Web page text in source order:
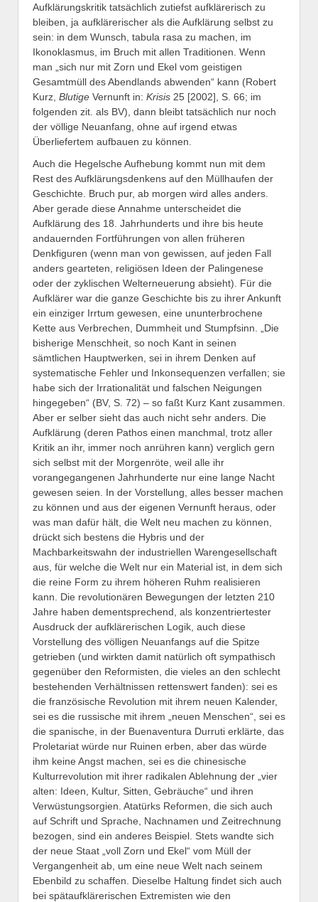
Aufklärungskritik tatsächlich zutiefst aufklärerisch zu
bleiben, ja aufklärerischer als die Aufklärung selbst zu
sein: in dem Wunsch, tabula rasa zu machen, im
Ikonoklasmus, im Bruch mit allen Traditionen. Wenn
man „sich nur mit Zorn und Ekel vom geistigen
Gesamtmüll des Abendlands abwenden“ kann (Robert
Kurz, Blutige Vernunft in: Krisis 25 [2002], S. 66; im
folgenden zit. als BV), dann bleibt tatsächlich nur noch
der völlige Neuanfang, ohne auf irgend etwas
Überliefertem aufbauen zu können.
Auch die Hegelsche Aufhebung kommt nun mit dem
Rest des Aufklärungsdenkens auf den Müllhaufen der
Geschichte. Bruch pur, ab morgen wird alles anders.
Aber gerade diese Annahme unterscheidet die
Aufklärung des 18. Jahrhunderts und ihre bis heute
andauernden Fortführungen von allen früheren
Denkfiguren (wenn man von gewissen, auf jeden Fall
anders gearteten, religiösen Ideen der Palingenese
oder der zyklischen Welterneuerung absieht). Für die
Aufklärer war die ganze Geschichte bis zu ihrer Ankunft
ein einziger Irrtum gewesen, eine ununterbrochene
Kette aus Verbrechen, Dummheit und Stumpfsinn. „Die
bisherige Menschheit, so noch Kant in seinen
sämtlichen Hauptwerken, sei in ihrem Denken auf
systematische Fehler und Inkonsequenzen verfallen; sie
habe sich der Irrationalität und falschen Neigungen
hingegeben“ (BV, S. 72) – so faßt Kurz Kant zusammen.
Aber er selber sieht das auch nicht sehr anders. Die
Aufklärung (deren Pathos einen manchmal, trotz aller
Kritik an ihr, immer noch anrühren kann) verglich gern
sich selbst mit der Morgenröte, weil alle ihr
vorangegangenen Jahrhunderte nur eine lange Nacht
gewesen seien. In der Vorstellung, alles besser machen
zu können und aus der eigenen Vernunft heraus, oder
was man dafür hält, die Welt neu machen zu können,
drückt sich bestens die Hybris und der
Machbarkeitswahn der industriellen Warengesellschaft
aus, für welche die Welt nur ein Material ist, in dem sich
die reine Form zu ihrem höheren Ruhm realisieren
kann. Die revolutionären Bewegungen der letzten 210
Jahre haben dementsprechend, als konzentriertester
Ausdruck der aufklärerischen Logik, auch diese
Vorstellung des völligen Neuanfangs auf die Spitze
getrieben (und wirkten damit natürlich oft sympathisch
gegenüber den Reformisten, die vieles an den schlecht
bestehenden Verhältnissen rettenswert fanden): sei es
die französische Revolution mit ihrem neuen Kalender,
sei es die russische mit ihrem „neuen Menschen“, sei es
die spanische, in der Buenaventura Durruti erklärte, das
Proletariat würde nur Ruinen erben, aber das würde
ihm keine Angst machen, sei es die chinesische
Kulturrevolution mit ihrer radikalen Ablehnung der „vier
alten: Ideen, Kultur, Sitten, Gebräuche“ und ihren
Verwüstungsorgien. Atatürks Reformen, die sich auch
auf Schrift und Sprache, Nachnamen und Zeitrechnung
bezogen, sind ein anderes Beispiel. Stets wandte sich
der neue Staat „voll Zorn und Ekel“ vom Müll der
Vergangenheit ab, um eine neue Welt nach seinem
Ebenbild zu schaffen. Dieselbe Haltung findet sich auch
bei spätaufklärerischen Extremisten wie den